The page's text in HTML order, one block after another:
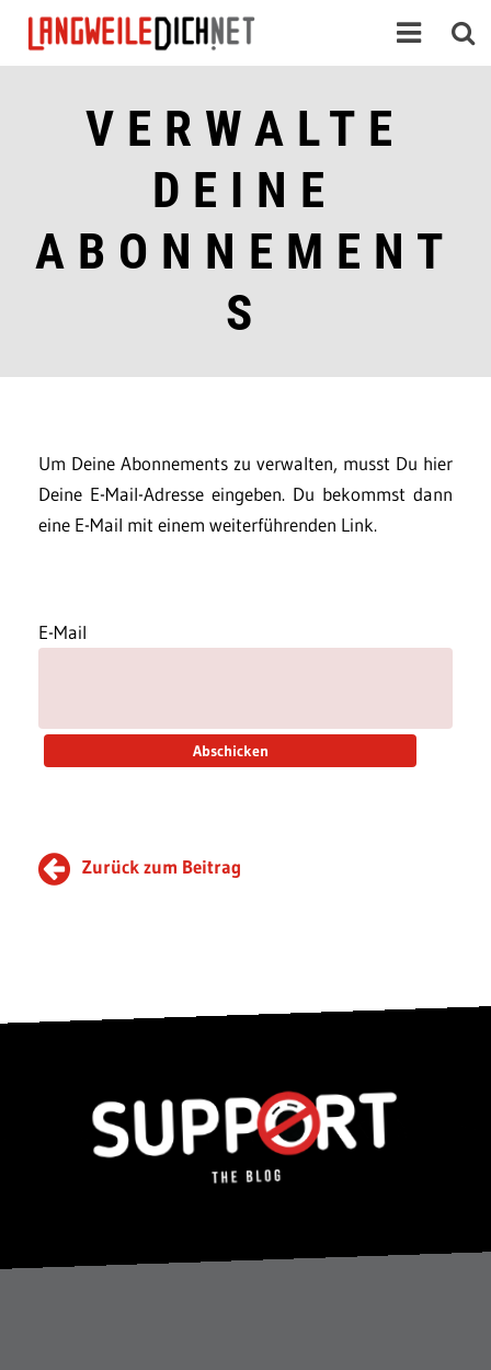
VERWALTE
DEINE
ABONNEMENT
S
Um Deine Abonnements zu verwalten, musst Du hier
Deine E-Mail-Adresse eingeben. Du bekommst dann
eine E-Mail mit einem weiterführenden Link.
E-Mail
Zurück zum Beitrag